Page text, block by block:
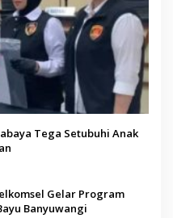
Tega Setubuhi Anak
Gelar Program
Banyuwangi